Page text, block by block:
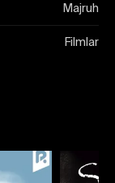
Majruh
Filmlar